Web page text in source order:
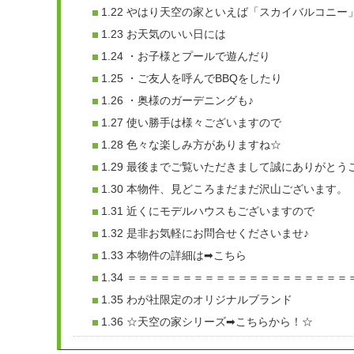
1.22 やはり天空の家といえば「スカイバルコニー
1.23 お天気のいい日には
1.24 ・お子様とプールで遊んだり
1.25 ・ご友人を呼んでBBQをしたり
1.26 ・奥様のガーデニングも♪
1.27 使い勝手は様々ございますので
1.28 色々な楽しみ方がありますね☆
1.29 最後までご覧いただきまして誠にありがとう
1.30 本物件、見どころまだまだ沢山ございます。
1.31 近くにモデルハウスもございますので
1.32 是非お気軽にお問合せくださいませ♪
1.33 本物件の詳細は➡こちら
1.34 ＝＝＝＝＝＝＝＝＝＝＝＝＝＝＝＝＝＝＝＝
1.35 わが社限定のオリジナルブランド
1.36 ☆天空の家シリーズ➡こちらから！☆